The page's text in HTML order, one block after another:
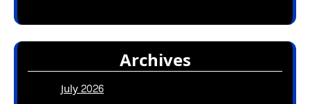
Archives
July 2026